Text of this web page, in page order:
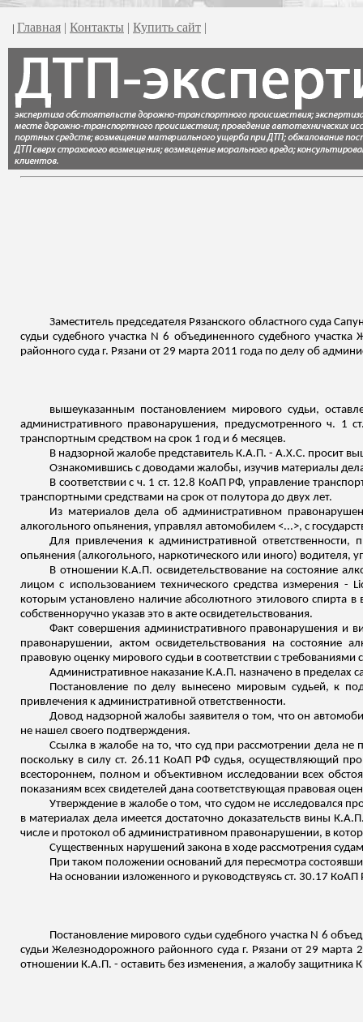
| Главная | Контакты | Купить сайт |
Заместитель председателя Рязанского областного суда
судьи судебного участка N 6 объединенного судебного
районного суда г. Рязани от 29 марта 2011 года по делу об
вышеуказанным постановлением мирового судьи,
административного правонарушения, предусмотренного ч.
транспортным средством на срок 1 год и 6 месяцев.
В надзорной жалобе представитель К.А.П. - А.Х.С. просит
Ознакомившись с доводами жалобы, изучив материалы
В соответствии с ч. 1 ст. 12.8 КоАП РФ, управление
транспортными средствами на срок от полутора до двух лет.
Из материалов дела об административном
алкогольного опьянения, управлял автомобилем <...>, с
Для привлечения к административной
опьянения (алкогольного, наркотического или иного) водителя,
В отношении К.А.П. освидетельствование на состояние
лицом с использованием технического средства измерения -
которым установлено наличие абсолютного этилового спирта
собственноручно указав это в акте освидетельствования.
Факт совершения административного правонарушения и
правонарушении, актом освидетельствования на состояние
правовую оценку мирового судьи в соответствии с требованиями
Административное наказание К.А.П. назначено в пределах
Постановление по делу вынесено мировым судьей, к
привлечения к административной ответственности.
Довод надзорной жалобы заявителя о том, что он
не нашел своего подтверждения.
Ссылка в жалобе на то, что суд при рассмотрении дела не
поскольку в силу ст. 26.11 КоАП РФ судья, осуществляющий
всестороннем, полном и объективном исследовании всех
показаниям всех свидетелей дана соответствующая правовая
Утверждение в жалобе о том, что судом не исследовался
в материалах дела имеется достаточно доказательств вины
числе и протокол об административном правонарушении, в
Существенных нарушений закона в ходе рассмотрения
При таком положении оснований для пересмотра
На основании изложенного и руководствуясь ст. 30.17 КоАП
Постановление мирового судьи судебного участка N 6
судьи Железнодорожного районного суда г. Рязани от 29
отношении К.А.П. - оставить без изменения, а жалобу защитника